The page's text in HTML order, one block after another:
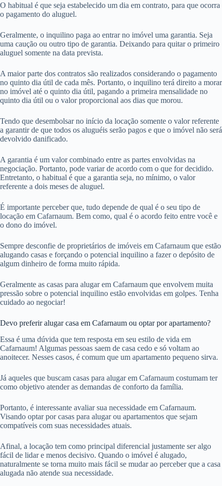
O habitual é que seja estabelecido um dia em contrato, para que ocorra
o pagamento do aluguel.
Geralmente, o inquilino paga ao entrar no imóvel uma garantia. Seja
uma caução ou outro tipo de garantia. Deixando para quitar o primeiro
aluguel somente na data prevista.
A maior parte dos contratos são realizados considerando o pagamento
no quinto dia útil de cada mês. Portanto, o inquilino terá direito a morar
no imóvel até o quinto dia útil, pagando a primeira mensalidade no
quinto dia útil ou o valor proporcional aos dias que morou.
Tendo que desembolsar no início da locação somente o valor referente
a garantir de que todos os aluguéis serão pagos e que o imóvel não será
devolvido danificado.
A garantia é um valor combinado entre as partes envolvidas na
negociação. Portanto, pode variar de acordo com o que for decidido.
Entretanto, o habitual é que a garantia seja, no mínimo, o valor
referente a dois meses de aluguel.
É importante perceber que, tudo depende de qual é o seu tipo de
locação em Cafarnaum. Bem como, qual é o acordo feito entre você e
o dono do imóvel.
Sempre desconfie de proprietários de imóveis em Cafarnaum que estão
alugando casas e forçando o potencial inquilino a fazer o depósito de
algum dinheiro de forma muito rápida.
Geralmente as casas para alugar em Cafarnaum que envolvem muita
pressão sobre o potencial inquilino estão envolvidas em golpes. Tenha
cuidado ao negociar!
Devo preferir alugar casa em Cafarnaum ou optar por apartamento?
Essa é uma dúvida que tem resposta em seu estilo de vida em
Cafarnaum! Algumas pessoas saem de casa cedo e só voltam ao
anoitecer. Nesses casos, é comum que um apartamento pequeno sirva.
Já aqueles que buscam casas para alugar em Cafarnaum costumam ter
como objetivo atender as demandas de conforto da família.
Portanto, é interessante avaliar sua necessidade em Cafarnaum.
Visando optar por casas para alugar ou apartamentos que sejam
compatíveis com suas necessidades atuais.
Afinal, a locação tem como principal diferencial justamente ser algo
fácil de lidar e menos decisivo. Quando o imóvel é alugado,
naturalmente se torna muito mais fácil se mudar ao perceber que a casa
alugada não atende sua necessidade.